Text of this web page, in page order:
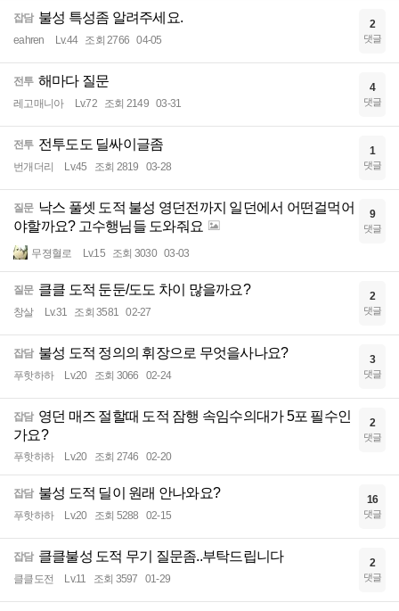
잡담 불성 특성좀 알려주세요.
eahren Lv.44 조회 2766 04-05
2
댓글
전투 해마다 질문
레고매니아 Lv.72 조회 2149 03-31
4
댓글
전투 전투도도 딜싸이글좀
번개더리 Lv.45 조회 2819 03-28
1
댓글
질문 낙스 풀셋 도적 불성 영던전까지 일던에서 어떤걸먹어
야할까요? 고수행님들 도와줘요
무졍혈로 Lv.15 조회 3030 03-03
9
댓글
질문 클클 도적 둔둔/도도 차이 많을까요?
창살 Lv.31 조회 3581 02-27
2
댓글
잡담 불성 도적 정의의 휘장으로 무엇을사나요?
푸핫하하 Lv.20 조회 3066 02-24
3
댓글
잡담 영던 매즈 절할때 도적 잠행 속임수의대가 5포 필수인
가요?
푸핫하하 Lv.20 조회 2746 02-20
2
댓글
잡담 불성 도적 딜이 원래 안나와요?
푸핫하하 Lv.20 조회 5288 02-15
16
댓글
잡담 클클불성 도적 무기 질문좀..부탁드립니다
클클도전 Lv.11 조회 3597 01-29
2
댓글